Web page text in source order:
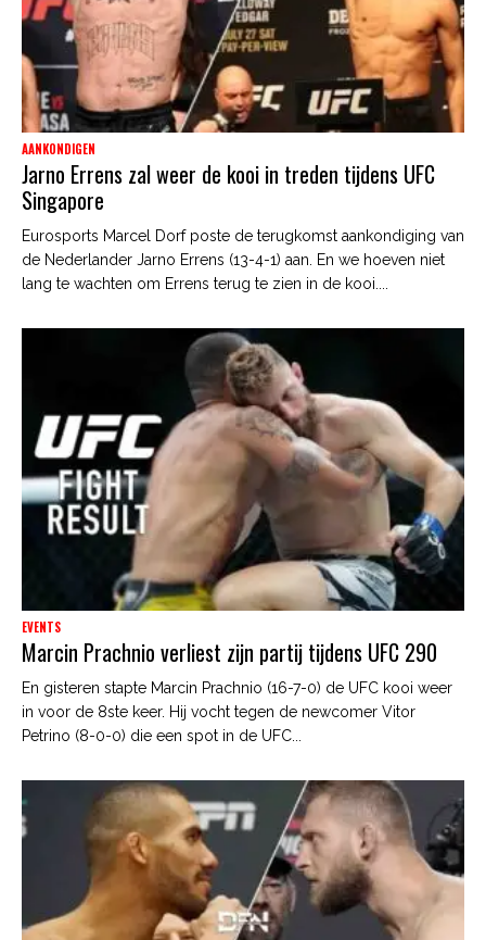
AANKONDIGEN
Jarno Errens zal weer de kooi in treden tijdens UFC
Singapore
Eurosports Marcel Dorf poste de terugkomst aankondiging van
de Nederlander Jarno Errens (13-4-1) aan. En we hoeven niet
lang te wachten om Errens terug te zien in de kooi....
EVENTS
Marcin Prachnio verliest zijn partij tijdens UFC 290
En gisteren stapte Marcin Prachnio (16-7-0) de UFC kooi weer
in voor de 8ste keer. Hij vocht tegen de newcomer Vitor
Petrino (8-0-0) die een spot in de UFC...